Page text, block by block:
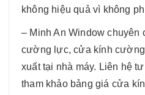
không hiệu quả vì không
– Minh An Window chuyên
cường lực, cửa kính
xuất tại nhà máy. Liên hệ
tham khảo bảng giá cửa